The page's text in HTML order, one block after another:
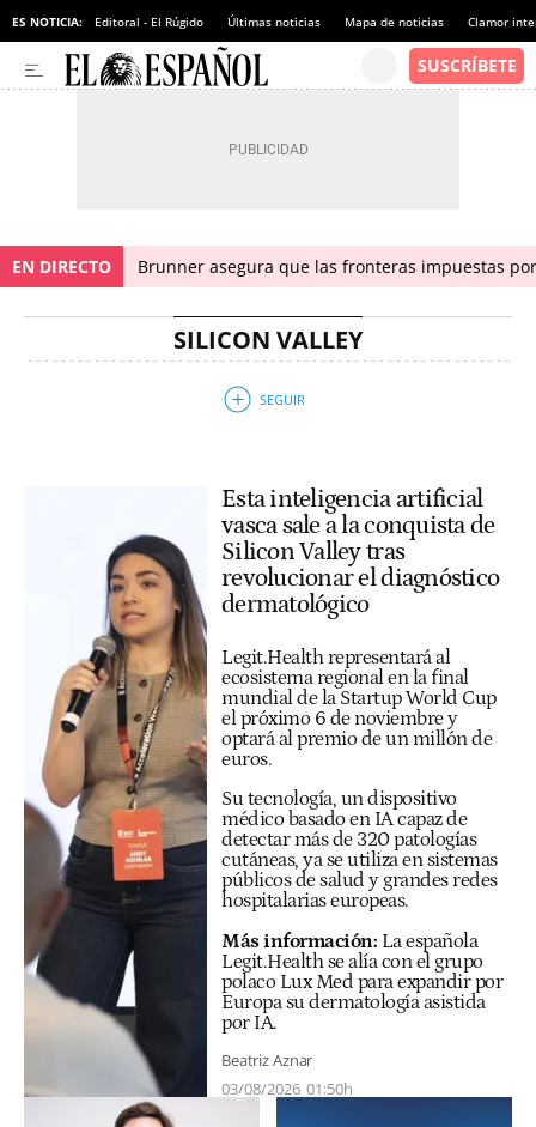
ES NOTICIA: Editoral - El Rúgido Últimas noticias Mapa de noticias Clamor
EN DIRECTO Brunner asegura que las fronteras impuestas
SILICON VALLEY
Esta inteligencia artificial
vasca sale a la conquista de
Silicon Valley tras
revolucionar el diagnóstico
dermatológico
Legit.Health representará al
ecosistema regional en la final
mundial de la Startup World Cup
el próximo 6 de noviembre y
optará al premio de un millón de
euros.
Su tecnología, un dispositivo
médico basado en IA capaz de
detectar más de 320 patologías
cutáneas, ya se utiliza en sistemas
públicos de salud y grandes redes
hospitalarias europeas.
Más información: La española
Legit.Health se alía con el grupo
polaco Lux Med para expandir por
Europa su dermatología asistida
por IA.
Beatriz Aznar
03/08/2026 01:50h